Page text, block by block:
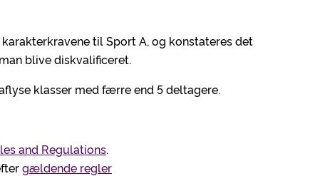
til Sport A, og konstateres det
blive diskvalificeret.
klasser med færre end 5 deltagere.
and Regulations.
gældende regler